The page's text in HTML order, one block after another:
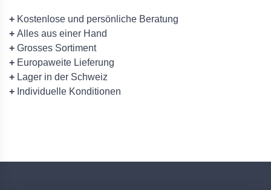
+ Kostenlose und persönliche Beratung
+ Alles aus einer Hand
+ Grosses Sortiment
+ Europaweite Lieferung
+ Lager in der Schweiz
+ Individuelle Konditionen